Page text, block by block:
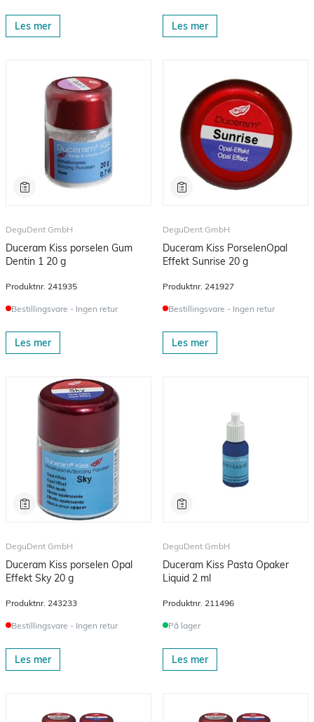
Les mer Les mer
DeguDent GmbH
Duceram Kiss porselen Gum
Dentin 1 20 g
Produktnr. 241935
Bestillingsvare - Ingen retur
Les mer
DeguDent GmbH
Duceram Kiss PorselenOpal
Effekt Sunrise 20 g
Produktnr. 241927
Bestillingsvare - Ingen retur
Les mer
DeguDent GmbH
Duceram Kiss porselen Opal
Effekt Sky 20 g
Produktnr. 243233
Bestillingsvare - Ingen retur
Les mer
DeguDent GmbH
Duceram Kiss Pasta Opaker
Liquid 2 ml
Produktnr. 211496
På lager
Les mer